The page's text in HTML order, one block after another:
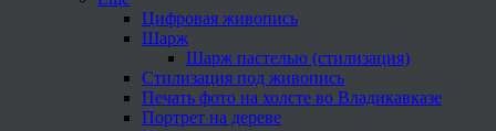
Цифровая живопись
Шарж
Шарж пастелью (стилизация)
Стилизация под живопись
Печать фото на холсте во Владикавказе
Портрет на дереве